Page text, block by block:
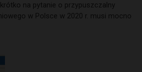
na pytanie o przypuszczalny
w Polsce w 2020 r. musi mocno